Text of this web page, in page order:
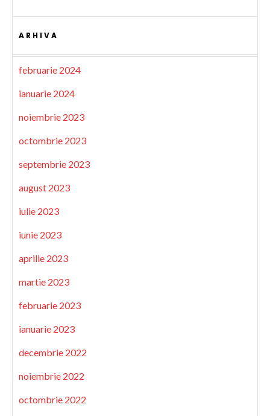
ARHIVA
februarie 2024
ianuarie 2024
noiembrie 2023
octombrie 2023
septembrie 2023
august 2023
iulie 2023
iunie 2023
aprilie 2023
martie 2023
februarie 2023
ianuarie 2023
decembrie 2022
noiembrie 2022
octombrie 2022